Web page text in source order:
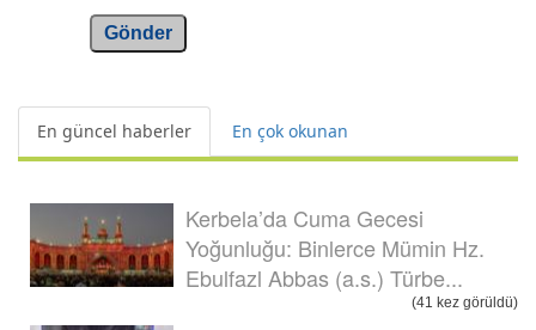
Gönder
En güncel haberler En çok okunan
Kerbela’da Cuma Gecesi
Yoğunluğu: Binlerce Mümin Hz.
Ebulfazl Abbas (a.s.) Türbe...
(41 kez görüldü)